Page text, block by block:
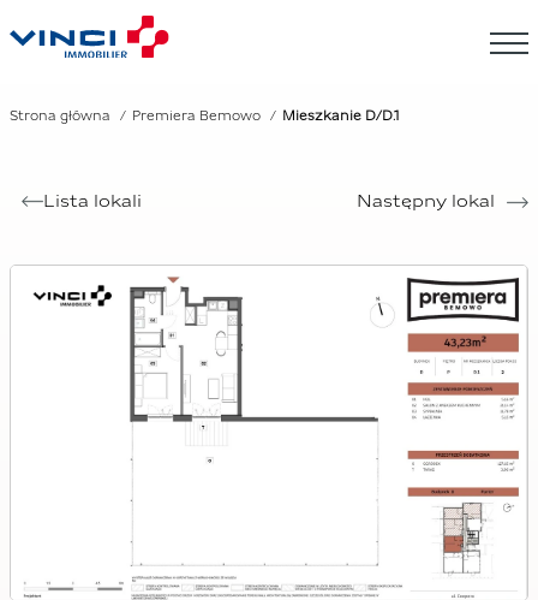
Strona główna Premiera Bemowo Mieszkanie D/D.1
Lista lokali Następny lokal